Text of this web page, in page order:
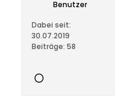
Benutzer
Dabei seit:
30.07.2019
Beiträge: 58